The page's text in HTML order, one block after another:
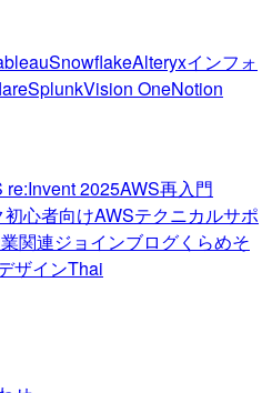
SnowflakeAlteryxインフォ
SplunkVision OneNotion
re:Invent 2025AWS再入門
初心者向けAWSテクニカルサポ
関連ジョインブログくらめそ
ザインThai